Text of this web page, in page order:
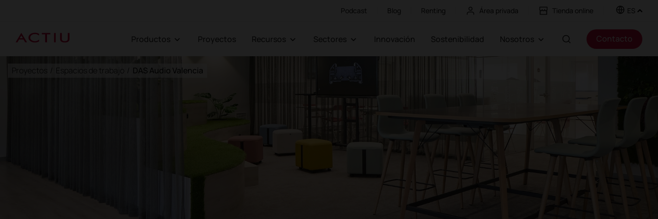
Podcast Blog Renting Área privada Tienda online ES
Productos Proyectos Recursos Sectores Innovación Sostenibilidad Nosotros Contacto
Proyectos Espacios de trabajo DAS Audio Valencia